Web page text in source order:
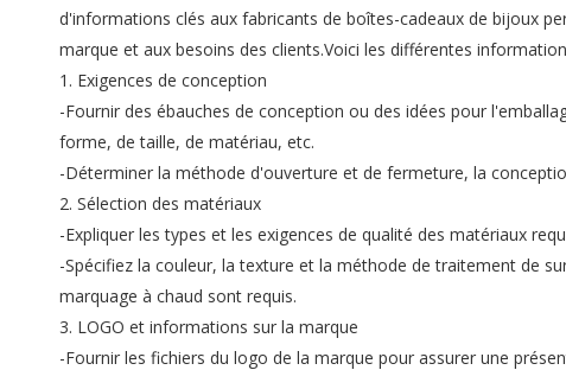
d'informations clés aux fabricants de boîtes-cadeaux de bijoux
marque et aux besoins des clients.Voici les différentes
1. Exigences de conception
-Fournir des ébauches de conception ou des idées pour
forme, de taille, de matériau, etc.
-Déterminer la méthode d'ouverture et de fermeture, la
2. Sélection des matériaux
-Expliquer les types et les exigences de qualité des matériaux
-Spécifiez la couleur, la texture et la méthode de traitement de
marquage à chaud sont requis.
3. LOGO et informations sur la marque
-Fournir les fichiers du logo de la marque pour assurer une